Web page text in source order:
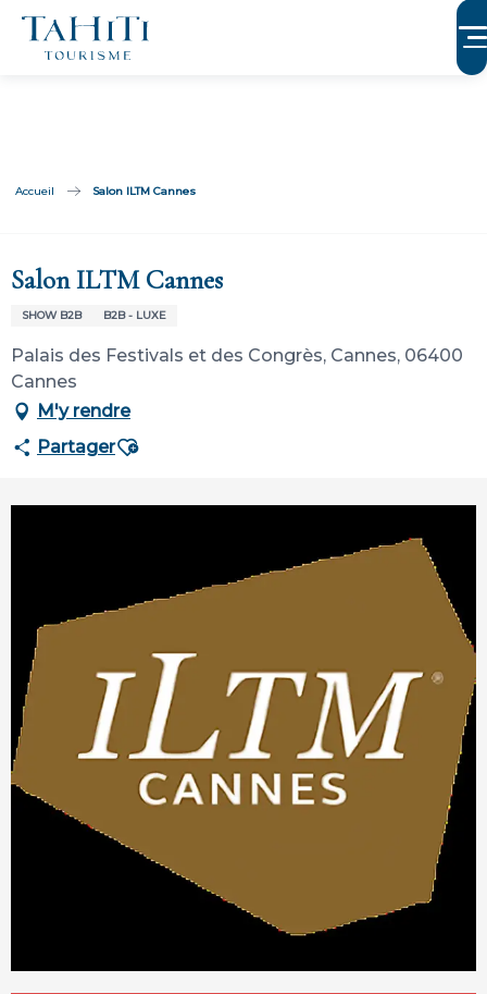
Aller
contenu
Accueil Salon ILTM Cannes
Salon ILTM Cannes
SHOW B2B B2B - LUXE
Palais des Festivals et des Congrès, Cannes, 06400
Cannes
M'y rendre
PartagerAjouter aux favoris